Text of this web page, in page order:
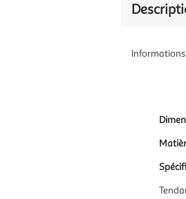
Informations